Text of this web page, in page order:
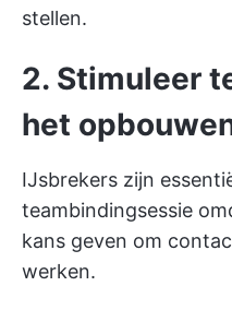
stellen.
2. Stimuleer
het
IJsbrekers zijn
teambindingsessie
kans geven om
werken.